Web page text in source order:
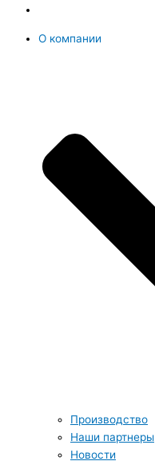
О компании
Производство
Наши партнеры
Новости